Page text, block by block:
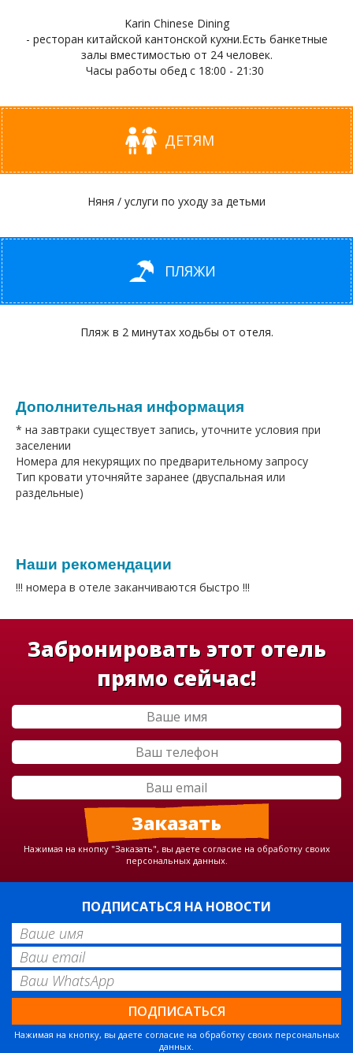
Karin Chinese Dining
- ресторан китайской кантонской кухни.Есть банкетные
залы вместимостью от 24 человек.
Часы работы обед с 18:00 - 21:30
ДЕТЯМ
Няня / услуги по уходу за детьми
ПЛЯЖИ
Пляж в 2 минутах ходьбы от отеля.
Дополнительная информация
* на завтраки существует запись, уточните условия при
заселении
Номера для некурящих по предварительному запросу
Тип кровати уточняйте заранее (двуспальная или
раздельные)
Наши рекомендации
!!! номера в отеле заканчиваются быстро !!!
Забронировать этот отель
прямо сейчас!
Нажимая на кнопку "Заказать", вы даете согласие на обработку своих
персональных данных.
ПОДПИСАТЬСЯ НА НОВОСТИ
Нажимая на кнопку, вы даете согласие на обработку своих персональных
данных.